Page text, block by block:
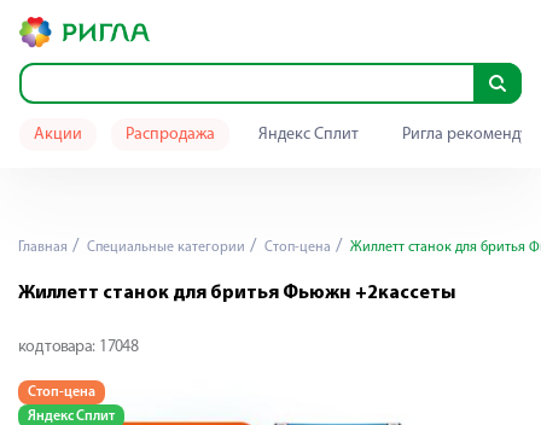
Акции Распродажа Яндекс Сплит Ригла
Главная Специальные категории Стоп-цена Жиллетт станок для бритья
Жиллетт станок для бритья Фьюжн +2кассеты
код товара: 17048
Стоп-цена
Яндекс Сплит